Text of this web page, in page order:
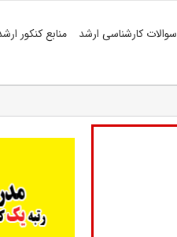
سوالات کارشناسی ارشد منابع کنکور